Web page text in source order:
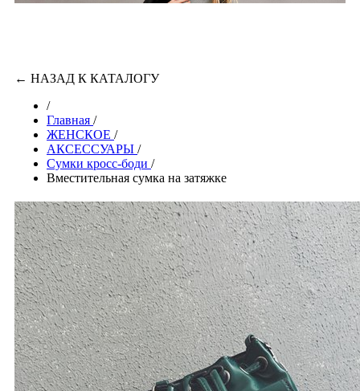
← НАЗАД К КАТАЛОГУ
/
Главная /
ЖЕНСКОЕ /
АКСЕССУАРЫ /
Cумки кросс-боди /
Вместительная сумка на затяжке